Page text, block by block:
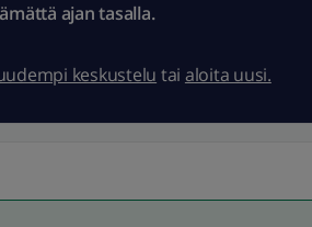
ajan tasalla.
keskustelu tai aloita uusi.